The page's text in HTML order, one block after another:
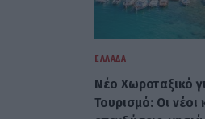
ΕΛΛΆΔΑ
Νέο Χωροταξικό
Τουρισμό: Οι νέοι